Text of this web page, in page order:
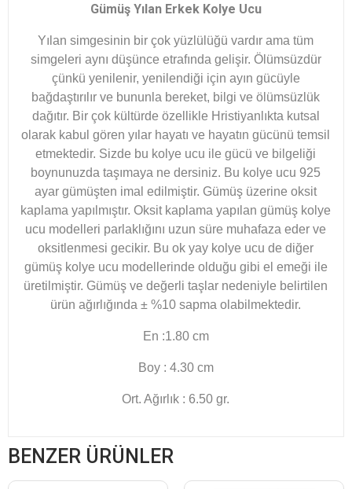
Gümüş Yılan Erkek Kolye Ucu
Yılan simgesinin bir çok yüzlülüğü vardır ama tüm
simgeleri aynı düşünce etrafında gelişir. Ölümsüzdür
çünkü yenilenir, yenilendiği için ayın gücüyle
bağdaştırılır ve bununla bereket, bilgi ve ölümsüzlük
dağıtır. Bir çok kültürde özellikle Hristiyanlıkta kutsal
olarak kabul gören yılar hayatı ve hayatın gücünü temsil
etmektedir. Sizde bu kolye ucu ile gücü ve bilgeliği
boynunuzda taşımaya ne dersiniz. Bu kolye ucu 925
ayar gümüşten imal edilmiştir. Gümüş üzerine oksit
kaplama yapılmıştır. Oksit kaplama yapılan gümüş kolye
ucu modelleri parlaklığını uzun süre muhafaza eder ve
oksitlenmesi gecikir. Bu ok yay kolye ucu de diğer
gümüş kolye ucu modellerinde olduğu gibi el emeği ile
üretilmiştir. Gümüş ve değerli taşlar nedeniyle belirtilen
ürün ağırlığında ± %10 sapma olabilmektedir.
En :1.80 cm
Boy : 4.30 cm
Ort. Ağırlık : 6.50 gr.
BENZER ÜRÜNLER